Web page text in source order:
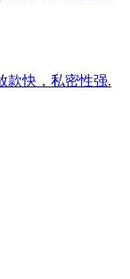
款快，私密性强.